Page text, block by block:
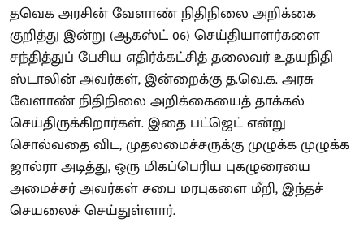
தவெக அரசின் வேளாண் நிதிநிலை அறிக்கை
குறித்து இன்று (ஆகஸ்ட் 06) செய்தியாளர்களை
சந்தித்துப் பேசிய எதிர்க்கட்சித் தலைவர் உதயநிதி
ஸ்டாலின் அவர்கள், இன்றைக்கு த.வெ.க. அரசு
வேளாண் நிதிநிலை அறிக்கையைத் தாக்கல்
செய்திருக்கிறார்கள். இதை பட்ஜெட் என்று
சொல்வதை விட, முதலமைச்சருக்கு முழுக்க முழுக்க
ஜால்ரா அடித்து, ஒரு மிகப்பெரிய புகழுரையை
அமைச்சர் அவர்கள் சபை மரபுகளை மீறி, இந்தச்
செயலைச் செய்துள்ளார்.